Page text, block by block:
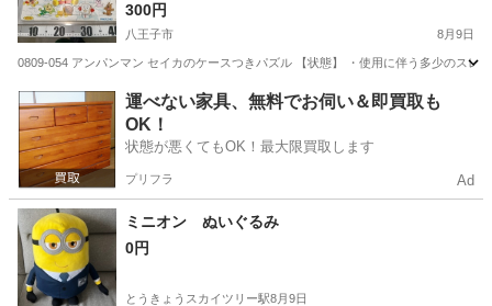
300円
八王子市 8月9日
0809-054 アンパンマン セイカのケースつきパズル 【状態】 ・使用に伴う多少のス
東京 八王子市 おもちゃ セイカ
運べない家具、無料でお伺い＆即買取も
OK！
状態が悪くてもOK！最大限買取します
プリフラ Ad
ミニオン ぬいぐるみ
0円
とうきょうスカイツリー駅8月9日